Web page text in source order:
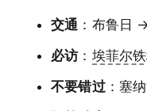
交通 ：布鲁日
必访： 埃菲尔
不要错过：塞